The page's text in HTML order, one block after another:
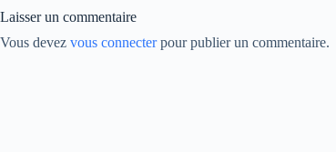
Laisser un commentaire
Vous devez vous connecterpour publier un commentaire.